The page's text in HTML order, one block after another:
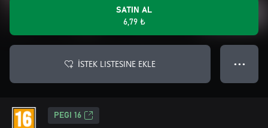
SATIN AL
6,79 ₺
İSTEK LISTESINE EKLE ● ● ●
PEGI 16